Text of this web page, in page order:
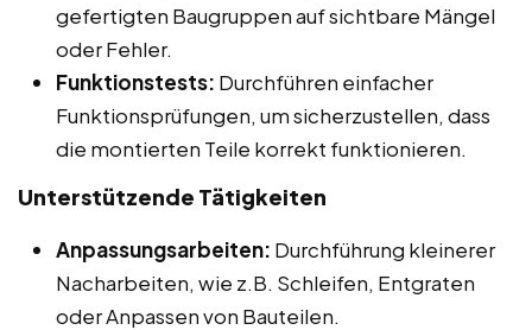
gefertigten Baugruppen auf sichtbare Mängel
oder Fehler.
Funktionstests: Durchführen einfacher
Funktionsprüfungen, um sicherzustellen, dass
die montierten Teile korrekt funktionieren.
Unterstützende Tätigkeiten
Anpassungsarbeiten: Durchführung kleinerer
Nacharbeiten, wie z.B. Schleifen, Entgraten
oder Anpassen von Bauteilen.